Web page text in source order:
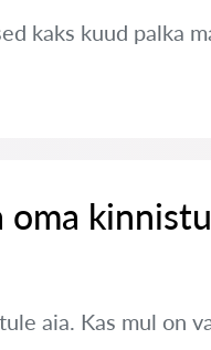
kaks kuud palka
oma
aia. Kas mul on